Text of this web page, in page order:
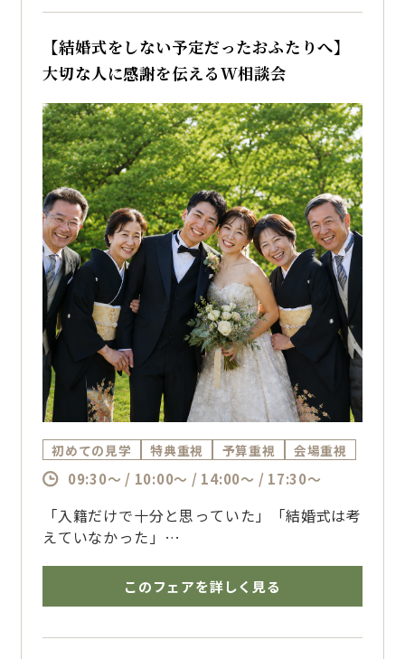
ス博多のブライダルフェアへ
【結婚式をしない予定だったおふたりへ】
大切な人に感謝を伝えるW相談会
初めての見学 特典重視 予算重視 会場重視
09:30～ / 10:00～ / 14:00～ / 17:30～
「入籍だけで十分と思っていた」「結婚式は考
えていなかった」
ご家族や親しい方との時間を大切にする少人数
ウェディングをご提案。
える相談会です。
このフェアを詳しく見る